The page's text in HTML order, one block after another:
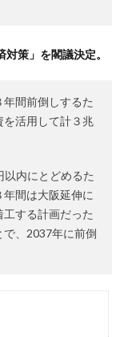
策」を閣議決定。
間前倒しするた
活用して計３兆
以内にとどめるた
間は大阪延伸に
する計画だった
、2037年に前倒